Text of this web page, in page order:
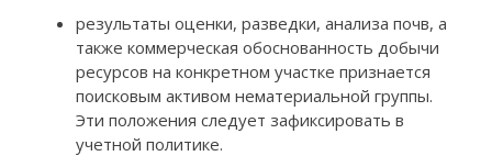
результаты оценки, разведки, анализа почв, а
также коммерческая обоснованность добычи
ресурсов на конкретном участке признается
поисковым активом нематериальной группы.
Эти положения следует зафиксировать в
учетной политике.